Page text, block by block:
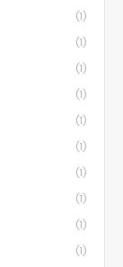
(1)
(1)
(1)
(1)
(1)
(1)
(1)
(1)
(1)
(1)